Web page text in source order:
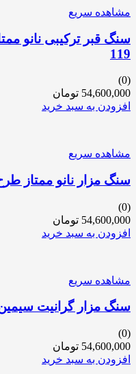
مشاهده سریع
سنگ قبر ترکیبی نانو
119
(0)
54,600,000 تومان
افزودن به سبد خرید
مشاهده سریع
سنگ مزار نانو ممتاز طرح
(0)
54,600,000 تومان
افزودن به سبد خرید
مشاهده سریع
سنگ مزار گرانیت سیمین
(0)
54,600,000 تومان
افزودن به سبد خرید